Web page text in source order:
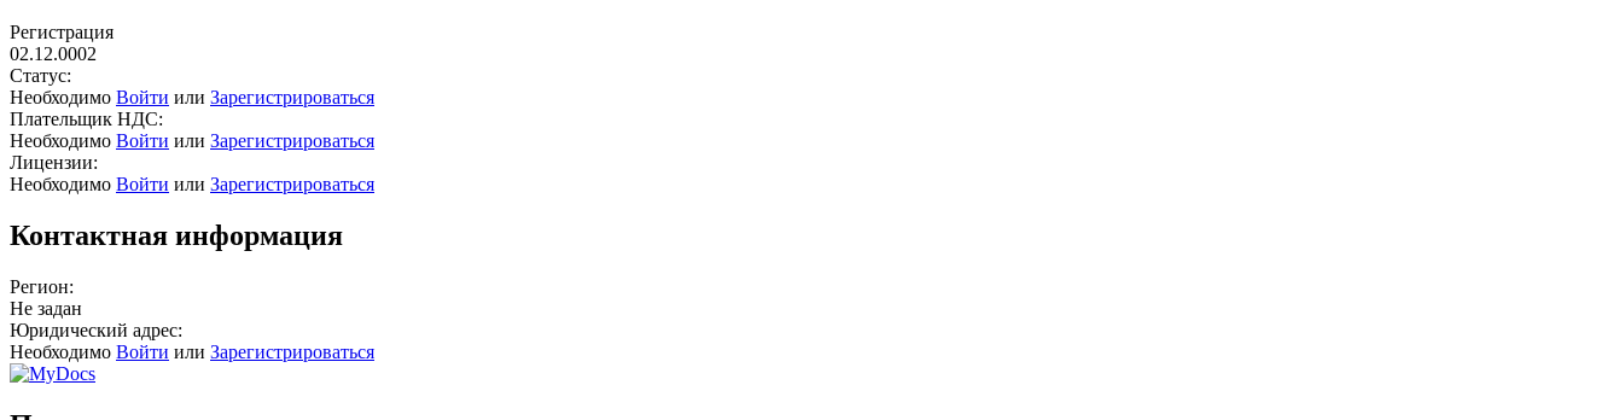
Регистрация
02.12.0002
Статус:
Необходимо Войти или Зарегистрироваться
Плательщик НДС:
Необходимо Войти или Зарегистрироваться
Лицензии:
Необходимо Войти или Зарегистрироваться
Контактная информация
Регион:
Не задан
Юридический адрес:
Необходимо Войти или Зарегистрироваться